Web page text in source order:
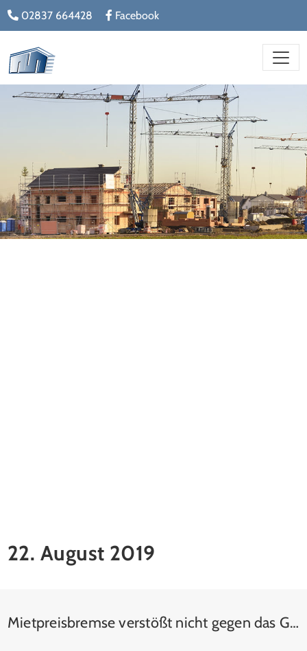
02837 664428 Facebook
22. August 2019
Mietpreisbremse verstößt nicht gegen das Grundgesetz